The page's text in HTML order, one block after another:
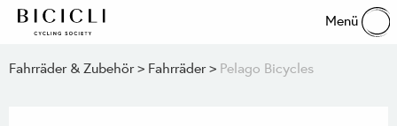
Menü
Fahrräder & Zubehör Fahrräder Pelago Bicycles